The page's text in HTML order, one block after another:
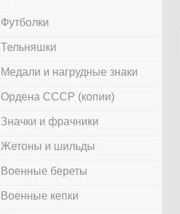
Футболки
Тельняшки
Медали и нагрудные знаки
Ордена СССР (копии)
Значки и фрачники
Жетоны и шильды
Военные береты
Военные кепки